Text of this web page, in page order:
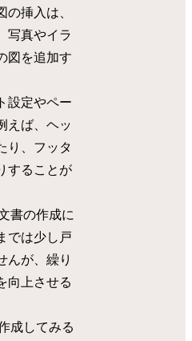
挿入は、
写真やイラ
図を追加す
設定やペー
えば、ヘッ
り、フッタ
することが
書の作成に
では少し戸
んが、繰り
向上させる
成してみる